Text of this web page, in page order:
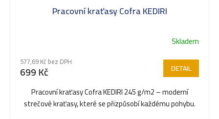
Pracovní kraťasy Cofra KEDIRI
hodnocení
produktu
je
Skladem
577,69 Kč bez DPH
699 Kč DETAIL
Pracovní kraťasy Cofra KEDIRI 245 g/m2 – moderní
strečové kraťasy, které se přizpůsobí každému pohybu.